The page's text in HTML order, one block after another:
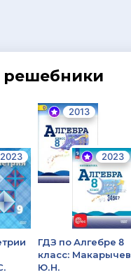
решебники
2023
2013
2023
ГДЗ по Алгебре 8
класс: Макарычев
Ю.Н.